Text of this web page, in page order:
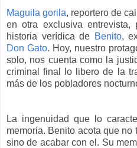
Maguila gorila, reportero de
en otra exclusiva
historia verídica de Benito,
Don Gato. Hoy, nuestro
solo, nos cuenta como la
criminal final lo libero de la
más de los pobladores
La ingenuidad que lo
memoria. Benito acota que no
sino de acabar con el. Su